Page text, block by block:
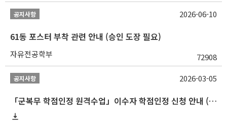
공지사항
61동 포스터 부착 관련 안내 (승인 도장 필요)
자유전공학부 72908
2026-06-10
공지사항
「군복무 학점인정 원격수업」이수자 학점인정 신청 안내 (2025-2 이전 군복무 원격수업 수강자 필독)
2026-03-05